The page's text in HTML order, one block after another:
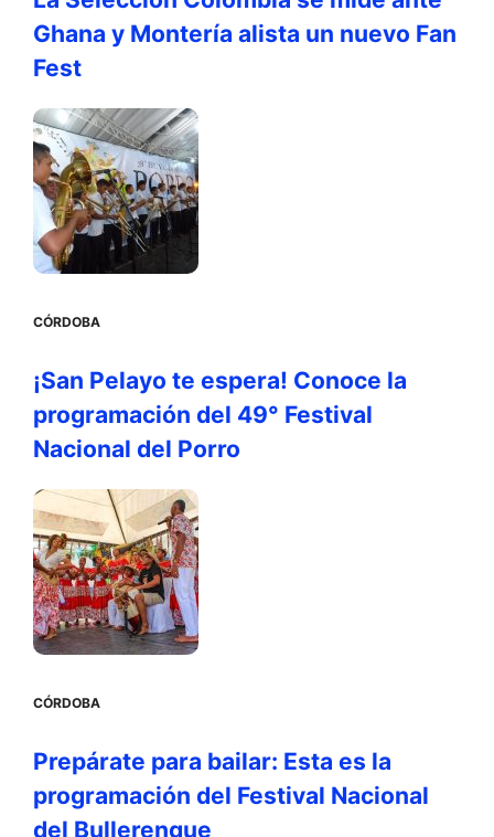
Ghana y Montería alista un nuevo Fan
Fest
CÓRDOBA
¡San Pelayo te espera! Conoce la
programación del 49° Festival
Nacional del Porro
CÓRDOBA
Prepárate para bailar: Esta es la
programación del Festival Nacional
del Bullerengue